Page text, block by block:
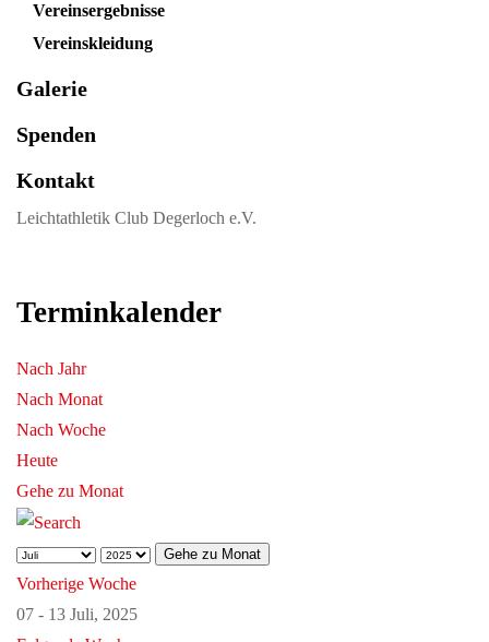
Vereinsergebnisse
Vereinskleidung
Galerie
Spenden
Kontakt
Leichtathletik Club Degerloch e.V.
Terminkalender
Nach Jahr
Nach Monat
Nach Woche
Heute
Gehe zu Monat
Gehe zu Monat
Vorherige Woche
07 - 13 Juli, 2025